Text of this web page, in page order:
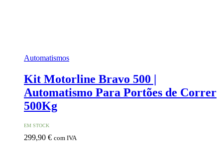
Automatismos
Kit Motorline Bravo 500 |
Automatismo Para Portões de Correr
500Kg
EM STOCK
299,90 € com IVA